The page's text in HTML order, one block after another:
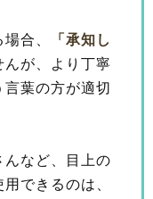
合、
「承知し
んが、より丁寧
言葉の方が適切
んなど、目上の
できるのは、